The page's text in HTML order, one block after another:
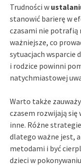
Trudności w
stanowić barierę w
czasami nie potrafią
ważniejsze, co
sytuacjach wsparcie
i rodzice powinni
natychmiastowej
Warto także
czasem rozwijają się
inne. Różne
dlatego ważne jest,
metodami i być
dzieci w